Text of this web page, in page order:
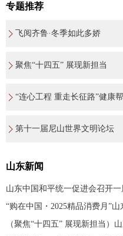
专题推荐
飞阅齐鲁·冬季如此多娇
聚焦“十四五” 展现新担当
“连心工程 重走长征路”健康
第十一届尼山世界文明论坛
山东新闻
山东中国和平统一促进会召开
“购在中国・2025精品消费月”
（聚焦“十四五” 展现新担当）